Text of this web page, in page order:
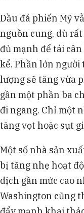
Dầu đá phiến Mỹ
nguồn cung, dù
đủ mạnh để tái
kể. Phần lớn người
lượng sẽ tăng vừa
gần một phần ba
đi ngang. Chỉ một
tăng vọt hoặc sụt
Một số nhà sản
bị tăng nhẹ hoạt
dịch gần mức cao
Washington cũng